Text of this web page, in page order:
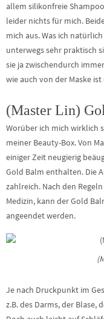
allem silikonfreie
leider nichts für mich.
mich aus. Was ich
unterwegs sehr praktisch
sie ja zwischendurch
wie auch von der Maske
(Master Lin)
Worüber ich mich wirklich
meiner Beauty-Box. Von
einiger Zeit neugierig
Gold Balm enthalten. Die
zahlreich. Nach den
Medizin, kann der Gold
angeendet werden.
Je nach Druckpunkt im
z.B. des Darms, der Blase,